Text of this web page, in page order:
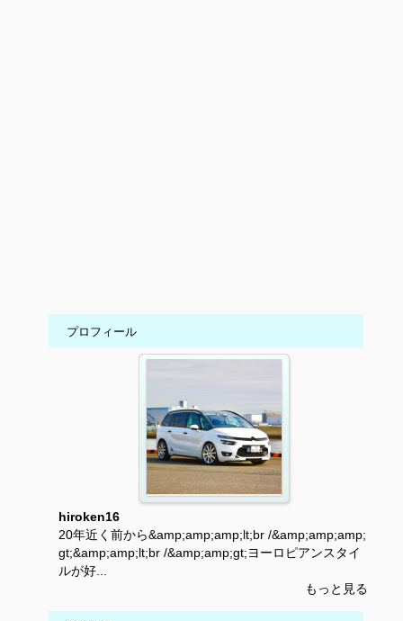
プロフィール
hiroken16
20年近く前から&amp;amp;amp;lt;br /&amp;amp;amp;
gt;&amp;amp;lt;br /&amp;amp;gt;ヨーロピアンスタイ
ルが好...
もっと見る